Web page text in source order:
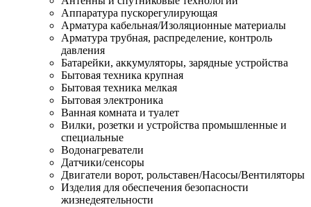
Аппаратура пускорегулирующая
Арматура кабельная/Изоляционные материалы
Арматура трубная, распределение, контроль
давления
Батарейки, аккумуляторы, зарядные устройства
Бытовая техника крупная
Бытовая техника мелкая
Бытовая электроника
Ванная комната и туалет
Вилки, розетки и устройства промышленные и
специальные
Водонагреватели
Датчики/сенсоры
Двигатели ворот, рольставен/Насосы/Вентиляторы
Изделия для обеспечения безопасности
жизнедеятельности